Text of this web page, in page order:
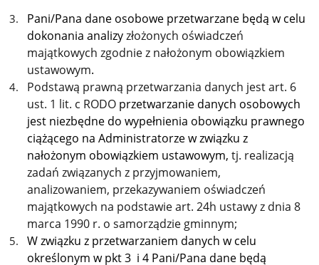
Pani/Pana dane osobowe przetwarzane będą w celu
dokonania analizyzłożonych oświadczeń
majątkowych zgodnie z nałożonym obowiązkiem
ustawowym.
Podstawą prawną przetwarzania danych jest art. 6
ust. 1 lit. c RODO przetwarzanie danych osobowych
jest niezbędne do wypełnienia obowiązku prawnego
ciążącego na Administratorze w związku z
nałożonym obowiązkiem ustawowym, tj. realizacją
zadań związanych z przyjmowaniem,
analizowaniem, przekazywaniem oświadczeń
majątkowych na podstawie art. 24h ustawy z dnia 8
marca 1990 r. o samorządzie gminnym;
W związku z przetwarzaniem danych w celu
określonym w pkt 3 i 4 Pani/Pana dane będą